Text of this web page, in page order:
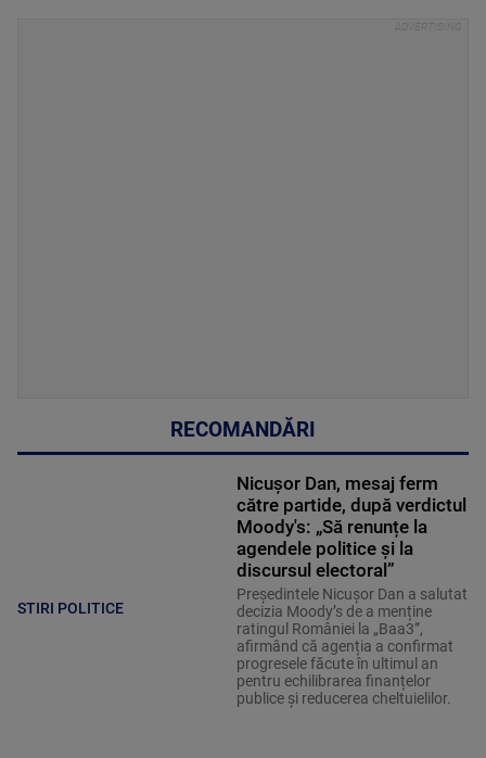
RECOMANDĂRI
STIRI POLITICE
Nicușor Dan, mesaj ferm
către partide, după verdictul
Moody's: „Să renunțe la
agendele politice şi la
discursul electoral”
Președintele Nicușor Dan a salutat
decizia Moody’s de a menține
ratingul României la „Baa3”,
afirmând că agenția a confirmat
progresele făcute în ultimul an
pentru echilibrarea finanțelor
publice și reducerea cheltuielilor.